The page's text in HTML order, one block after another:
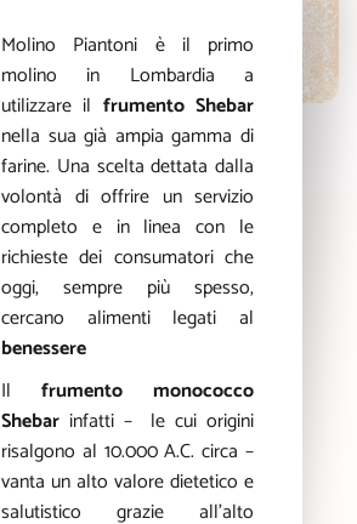
Molino Piantoni è il primo
molino in Lombardia a
utilizzare il frumento Shebar
nella sua già ampia gamma di
farine. Una scelta dettata dalla
volontà di offrire un servizio
completo e in linea con le
richieste dei consumatori che
oggi, sempre più spesso,
cercano alimenti legati al
benessere
Il frumento monococco
Shebar infatti – le cui origini
risalgono al 10.000 A.C. circa –
vanta un alto valore dietetico e
salutistico grazie all’alto